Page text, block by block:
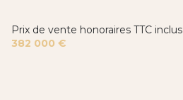
Prix de vente honoraires TTC inclus
382 000 €